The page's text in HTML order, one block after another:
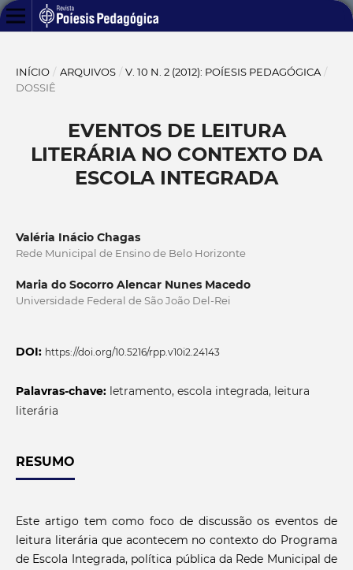
INÍCIO / ARQUIVOS / V. 10 N. 2 (2012): POÍESIS PEDAGÓGICA /
DOSSIÊ
EVENTOS DE LEITURA
LITERÁRIA NO CONTEXTO DA
ESCOLA INTEGRADA
Valéria Inácio Chagas
Rede Municipal de Ensino de Belo Horizonte
Maria do Socorro Alencar Nunes Macedo
Universidade Federal de São João Del-Rei
DOI: https://doi.org/10.5216/rpp.v10i2.24143
Palavras-chave: letramento, escola integrada, leitura
literária
RESUMO
Este artigo tem como foco de discussão os eventos de
leitura literária que acontecem no contexto do Programa
de Escola Integrada, política pública da Rede Municipal de